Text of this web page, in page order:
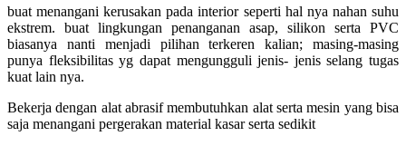
buat menangani kerusakan pada interior seperti hal nya nahan suhu
ekstrem. buat lingkungan penanganan asap, silikon serta PVC
biasanya nanti menjadi pilihan terkeren kalian; masing-masing
punya fleksibilitas yg dapat mengungguli jenis- jenis selang tugas
kuat lain nya.
Bekerja dengan alat abrasif membutuhkan alat serta mesin yang bisa
saja menangani pergerakan material kasar serta sedikit